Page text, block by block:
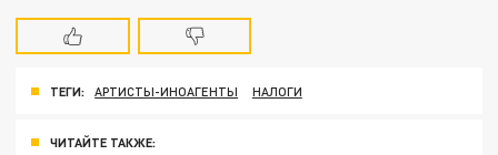
ТЕГИ: АРТИСТЫ-ИНОАГЕНТЫ НАЛОГИ
ЧИТАЙТЕ ТАКЖЕ: